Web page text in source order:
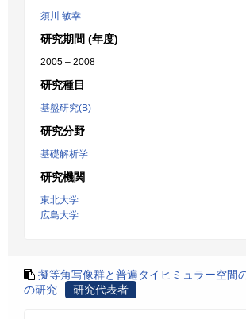
須川 敏幸
研究期間 (年度)
2005 – 2008
研究種目
基盤研究(B)
研究分野
基礎解析学
研究機関
東北大学
広島大学
擬等角写像群と普遍タイヒミュラー空間
の研究
研究代表者